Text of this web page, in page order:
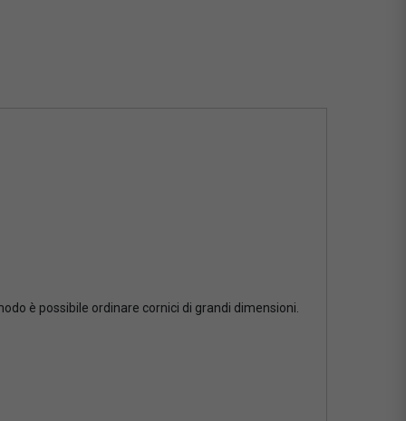
è possibile ordinare cornici di grandi dimensioni.